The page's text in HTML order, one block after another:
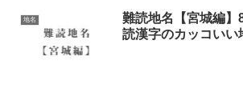
地名
難読地名【宮城編】
読漢字のカッコいい